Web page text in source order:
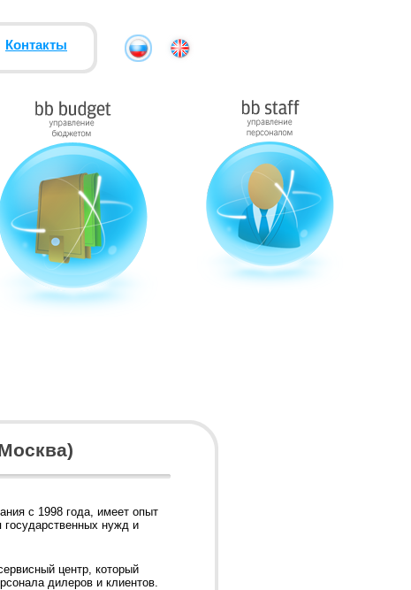
Контакты
с 1998 года, имеет опыт
государственных нужд и
центр, который
дилеров и клиентов.